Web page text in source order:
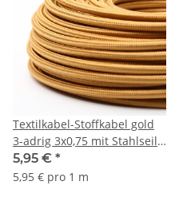
Textilkabel-Stoffkabel gold
3-adrig 3x0,75 mit Stahlseil
zur Zugentlastung
5,95 € *
5,95 € pro 1 m